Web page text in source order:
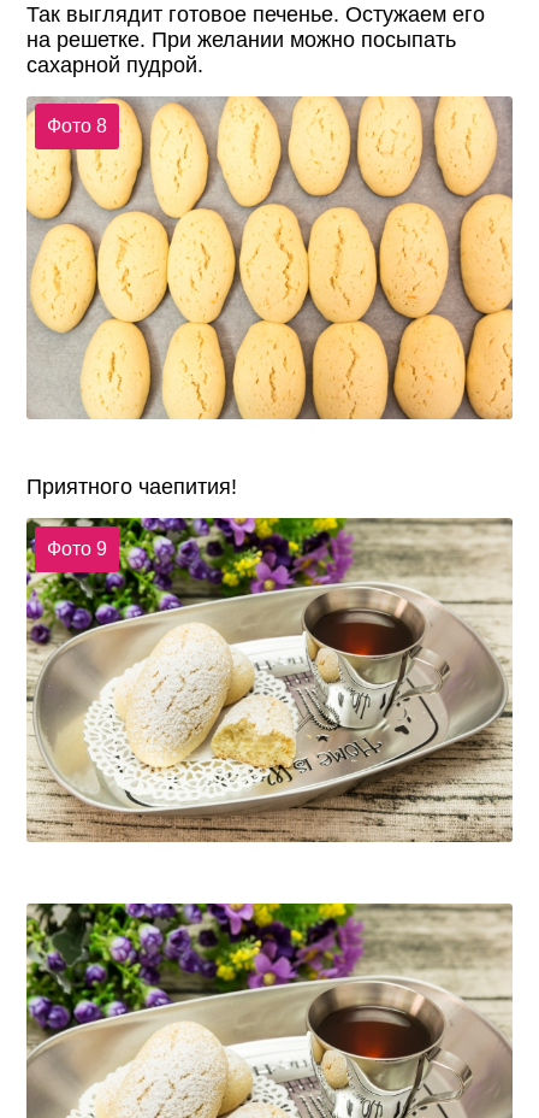
Так выглядит готовое печенье. Остужаем его
на решетке. При желании можно посыпать
сахарной пудрой.
Фото 8
Приятного чаепития!
Фото 9